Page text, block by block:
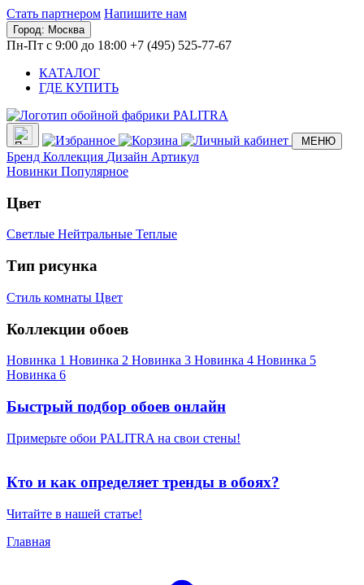
Стать партнером Напишите нам
Город: Москва
Пн-Пт с 9:00 до 18:00 +7 (495) 525-77-67
КАТАЛОГ
ГДЕ КУПИТЬ
МЕНЮ
Бренд Коллекция Дизайн Артикул
Новинки Популярное
Цвет
Светлые Нейтральные Теплые
Тип рисунка
Стиль комнаты Цвет
Коллекции обоев
Новинка 1 Новинка 2 Новинка 3 Новинка 4 Новинка 5
Новинка 6
Быстрый подбор обоев онлайн
Примерьте обои PALITRA на свои стены!
Кто и как определяет тренды в обоях?
Читайте в нашей статье!
Главная